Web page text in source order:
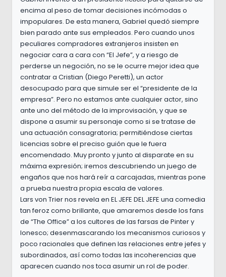
encima al peso de tomar decisiones incómodas o
impopulares. De esta manera, Gabriel quedó siempre
bien parado ante sus empleados. Pero cuando unos
peculiares compradores extranjeros insisten en
negociar cara a cara con “El Jefe”, y a riesgo de
perderse un negoción, no se le ocurre mejor idea que
contratar a Cristian (Diego Peretti), un actor
desocupado para que simule ser el “presidente de la
empresa”. Pero no estamos ante cualquier actor, sino
ante uno del método de la improvisación, y que se
dispone a asumir su personaje como si se tratase de
una actuación consagratoria; permitiéndose ciertas
licencias sobre el preciso guión que le fuera
encomendado. Muy pronto y junto al disparate en su
máxima expresión; iremos descubriendo un juego de
engaños que nos hará reír a carcajadas, mientras pone
a prueba nuestra propia escala de valores.
Lars von Trier nos revela en EL JEFE DEL JEFE una comedia
tan feroz como brillante, que amaremos desde los fans
de “The Office” a los cultores de las farsas de Pinter y
Ionesco; desenmascarando los mecanismos curiosos y
poco racionales que definen las relaciones entre jefes y
subordinados, así como todas las incoherencias que
aparecen cuando nos toca asumir un rol de poder.